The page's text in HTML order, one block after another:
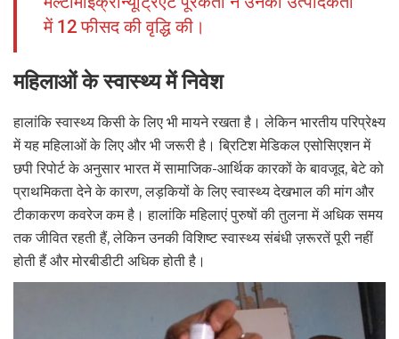
में 12 फीसद की वृद्धि की।
महिलाओं के स्वास्थ्य में निवेश
हालांकि स्वास्थ्य किसी के लिए भी मायने रखता है। लेकिन भारतीय परिप्रेक्ष्य
में यह महिलाओं के लिए और भी जरूरी है। ब्रिटिश मेडिकल एसोसिएशन में
छपी रिपोर्ट के अनुसार भारत में सामाजिक-आर्थिक कारकों के बावजूद, बेटे को
प्राथमिकता देने के कारण, लड़कियों के लिए स्वास्थ्य देखभाल की मांग और
टीकाकरण कवरेज कम है। हालांकि महिलाएं पुरुषों की तुलना में अधिक समय
तक जीवित रहती हैं, लेकिन उनकी विशिष्ट स्वास्थ्य संबंधी ज़रूरतें पूरी नहीं
होती हैं और मोरबीडीटी अधिक होती है।